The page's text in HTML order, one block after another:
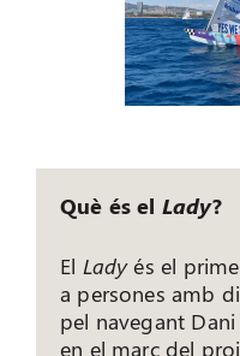
Què és el Lady?
El Ladyés el
a persones amb
pel navegant
en el marc del